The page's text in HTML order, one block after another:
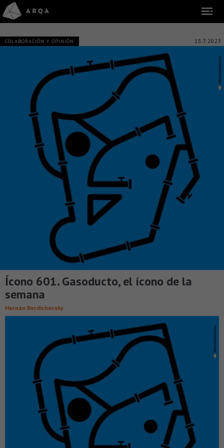
COLABORACIÓN Y OPINIÓN 15.7.2023
Ícono 601. Gasoducto, el ícono de la
semana
Hernán Berdichevsky